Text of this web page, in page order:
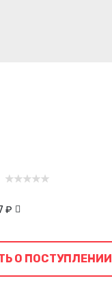
₽
О ПОСТУПЛЕНИИ